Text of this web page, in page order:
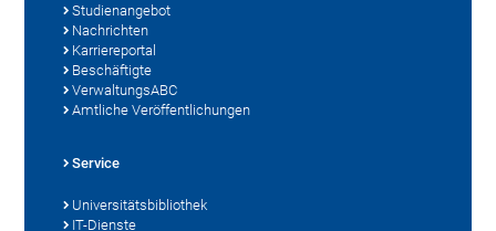
Studienangebot
Nachrichten
Karriereportal
Beschäftigte
VerwaltungsABC
Amtliche Veröffentlichungen
Service
Universitätsbibliothek
IT-Dienste